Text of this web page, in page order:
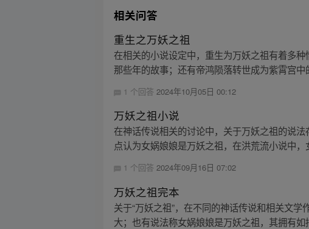
相关问答
重生之万妖之祖
在相关的小说设定中，重生为万妖之祖有着多
那些年的故事；还有帝鸿陨落转世成为紫霄宫
1 个回答2024年10月05日 00:12
万妖之祖小说
在神话传说相关的讨论中，关于万妖之祖的说
点认为女娲娘娘是万妖之祖，在洪荒流小说中
1 个回答2024年09月16日 07:02
万妖之祖完本
关于“万妖之祖”，在不同的神话传说和相关文
大；也有说法称女娲娘娘是万妖之祖，其拥有